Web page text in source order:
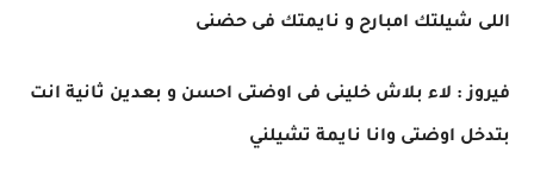
اللى شيلتك امبارح و نايمتك فى حضنى
فيروز : لاء بلاش خلينى فى اوضتى احسن و بعدين ثانية انت
بتدخل اوضتى وانا نايمة تشيلني